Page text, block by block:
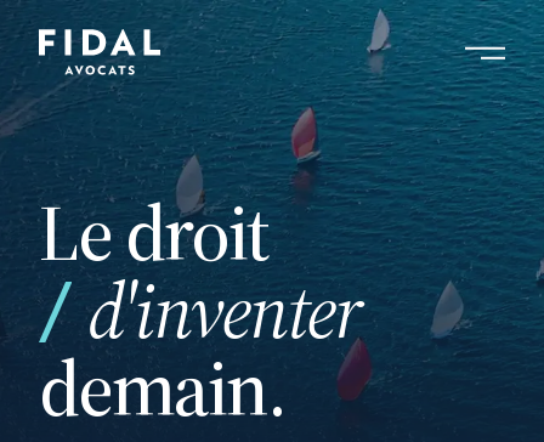
Aller
au
contenu
principal
Le droit
d'inventer
demain.
ou